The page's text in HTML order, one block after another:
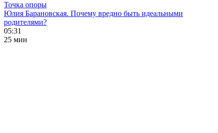
Точка опоры
Юлия Барановская. Почему вредно быть идеальными
родителями?
05:31
25 мин